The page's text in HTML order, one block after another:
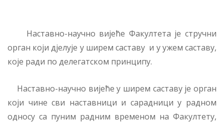
Наставно-научно вијеће Факултета је стручни
орган који дјелује у ширем саставу и у ужем саставу,
које ради по делегатском принципу.
Наставно-научно вијеће у ширем саставу је орган
који чине сви наставници и сарадници у радном
односу са пуним радним временом на Факултету,